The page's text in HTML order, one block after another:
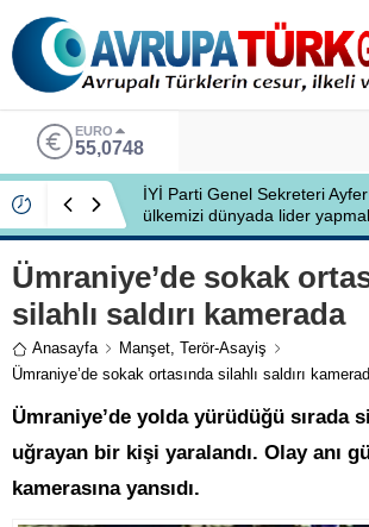
EURO
55,0748
İYİ Parti Genel Sekreteri
ülkemizi dünyada lider
Ümraniye’de sokak
silahlı saldırı kamerada
Anasayfa Manşet, Terör-Asayiş
Ümraniye’de sokak ortasında silahlı saldırı
Ümraniye’de yolda yürüdüğü sırada
uğrayan bir kişi yaralandı. Olay anı
kamerasına yansıdı.